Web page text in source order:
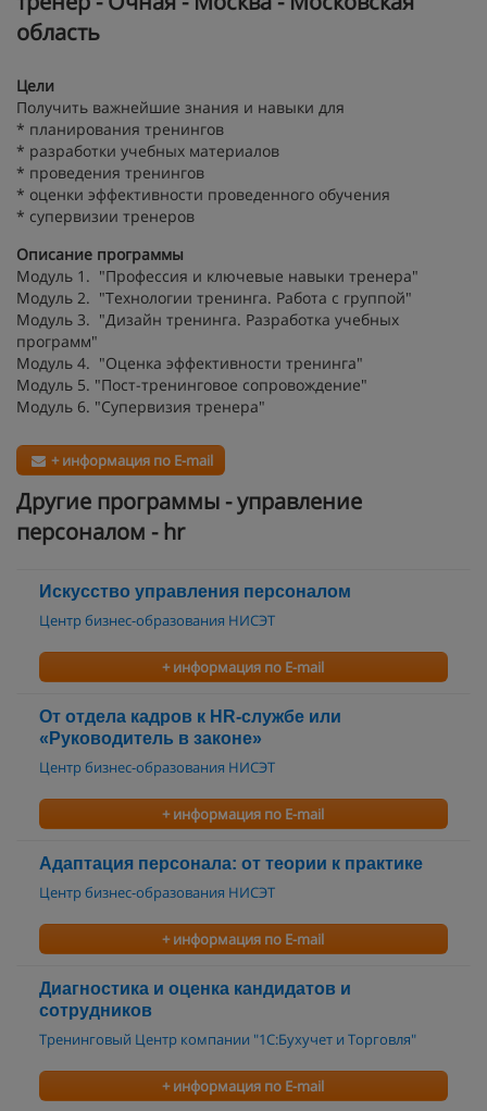
область
Цели
Получить важнейшие знания и навыки для
* планирования тренингов
* разработки учебных материалов
* проведения тренингов
* оценки эффективности проведенного обучения
* супервизии тренеров
Описание программы
Модуль 1. "Профессия и ключевые навыки тренера"
Модуль 2. "Технологии тренинга. Работа с группой"
Модуль 3. "Дизайн тренинга. Разработка учебных
программ"
Модуль 4. "Оценка эффективности тренинга"
Модуль 5. "Пост-тренинговое сопровождение"
Модуль 6. "Супервизия тренера"
+ информация по E-mail
Другие программы - управление
персоналом - hr
Искусство управления персоналом
Центр бизнес-образования НИСЭТ
+ информация по E-mail
От отдела кадров к HR-службе или
«Руководитель в законе»
Центр бизнес-образования НИСЭТ
+ информация по E-mail
Адаптация персонала: от теории к практике
Центр бизнес-образования НИСЭТ
+ информация по E-mail
Диагностика и оценка кандидатов и
сотрудников
Тренинговый Центр компании "1С:Бухучет и Торговля"
+ информация по E-mail